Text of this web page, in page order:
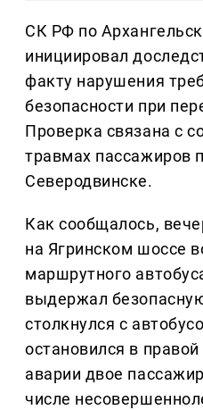
СК РФ по
инициировал
факту нарушения
безопасности при
Проверка связана с
травмах пассажиров
Северодвинске.
Как сообщалось,
на Ягринском шоссе
маршрутного
выдержал
столкнулся с
остановился в
аварии двое
числе